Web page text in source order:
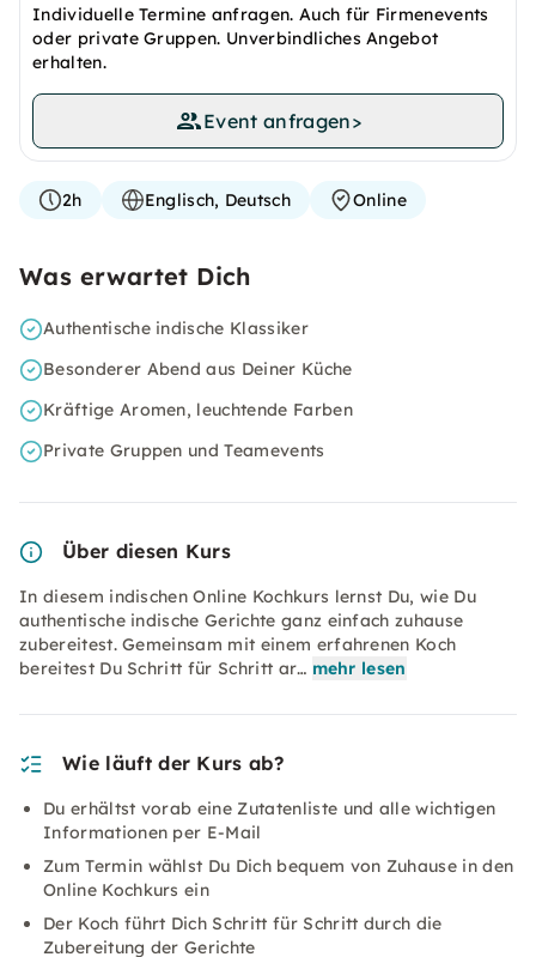
Individuelle Termine anfragen. Auch für Firmenevents
oder private Gruppen. Unverbindliches Angebot
erhalten.
Event anfragen>
2h Englisch, Deutsch Online
Was erwartet Dich
Authentische indische Klassiker
Besonderer Abend aus Deiner Küche
Kräftige Aromen, leuchtende Farben
Private Gruppen und Teamevents
Über diesen Kurs
In diesem indischen Online Kochkurs lernst Du, wie Du
authentische indische Gerichte ganz einfach zuhause
zubereitest. Gemeinsam mit einem erfahrenen Koch
bereitest Du Schritt für Schritt ar… mehr lesen
Wie läuft der Kurs ab?
Du erhältst vorab eine Zutatenliste und alle wichtigen
Informationen per E-Mail
Zum Termin wählst Du Dich bequem von Zuhause in den
Online Kochkurs ein
Der Koch führt Dich Schritt für Schritt durch die
Zubereitung der Gerichte